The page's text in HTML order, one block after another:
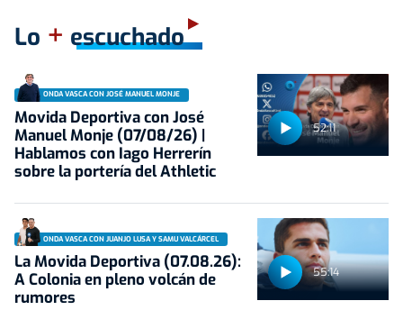
Lo + escuchado
52:11
ONDA VASCA CON JOSÉ MANUEL MONJE
Movida Deportiva con José
Manuel Monje (07/08/26) |
Hablamos con Iago Herrerín
sobre la portería del Athletic
55:14
ONDA VASCA CON JUANJO LUSA Y SAMU VALCÁRCEL
La Movida Deportiva (07.08.26):
A Colonia en pleno volcán de
rumores